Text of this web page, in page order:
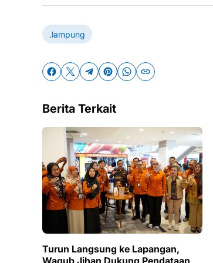
.lampung
Berita Terkait
Turun Langsung ke Lapangan,